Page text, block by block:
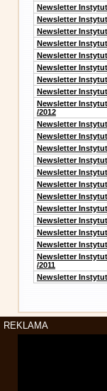
Newsletter
Newsletter
Newsletter
Newsletter
Newsletter
Newsletter
Newsletter
Newsletter
Newsletter
/2012
Newsletter
Newsletter
Newsletter
Newsletter
Newsletter
Newsletter
Newsletter
Newsletter
Newsletter
Newsletter
Newsletter
Newsletter
/2011
Newsletter
REKLAMA